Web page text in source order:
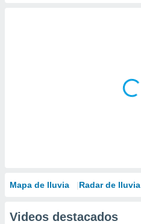
Mapa de lluvia Radar de lluvia
Videos destacados